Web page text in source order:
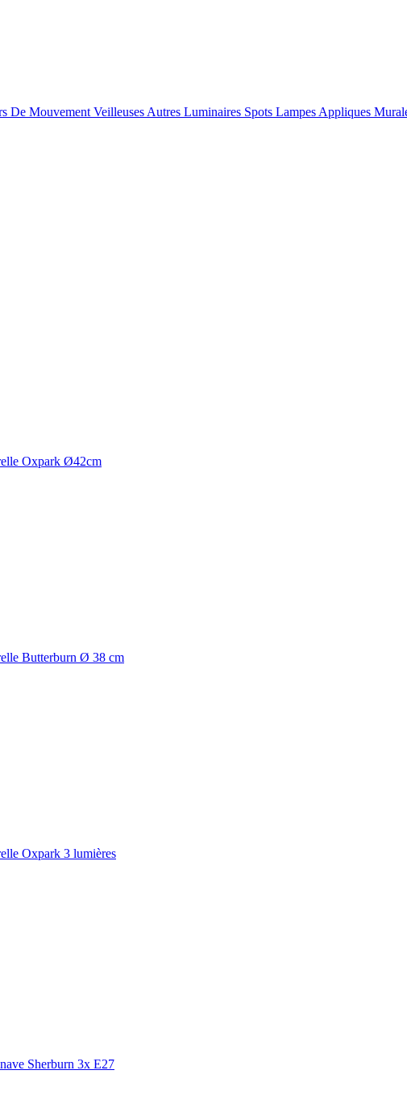
De Mouvement Veilleuses Autres Luminaires Spots Lampes Appliques
Oxpark Ø42cm
Butterburn Ø 38 cm
Oxpark 3 lumières
Sherburn 3x E27